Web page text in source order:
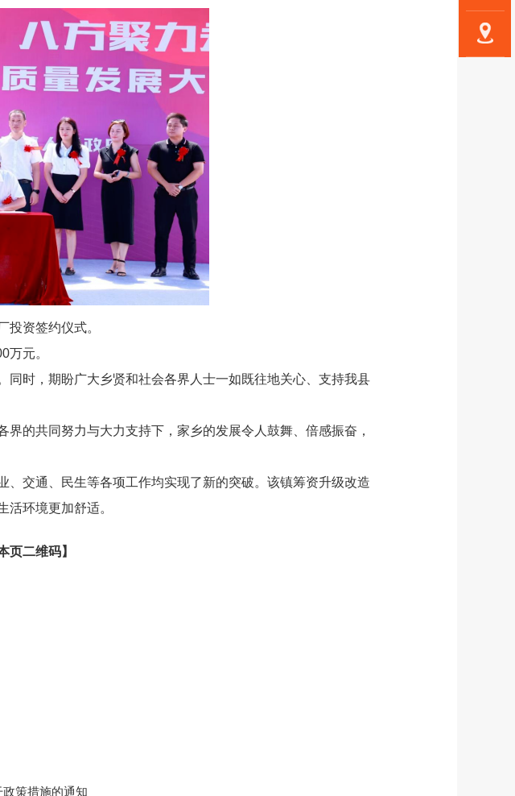
资签约仪式。
元。
时，期盼广大乡贤和社会各界人士一如既往地关心、支持我县
的共同努力与大力支持下，家乡的发展令人鼓舞、倍感振奋，
交通、民生等各项工作均实现了新的突破。该镇筹资升级改造
环境更加舒适。
页二维码】
策措施的通知